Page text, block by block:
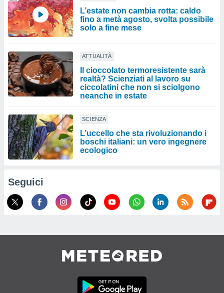
L’estate non cambia rotta: caldo
fino a metà agosto, svolta possibile
solo a fine mese
ATTUALITÀ
Il cioccolato termoresistente sarà
realtà? Scienziati al lavoro su
ciccolatini che non si sciolgono
neanche in estate
SCIENZA
L’uccello che sta rivoluzionando i
boschi italiani: un vero ingegnere
ecologico
Seguici